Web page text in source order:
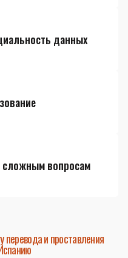
данных
сложным вопросам
и проставления